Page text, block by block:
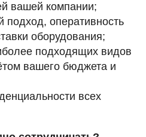
вашей компании;
оперативность
оборудования;
подходящих видов
вашего бюджета и
всех